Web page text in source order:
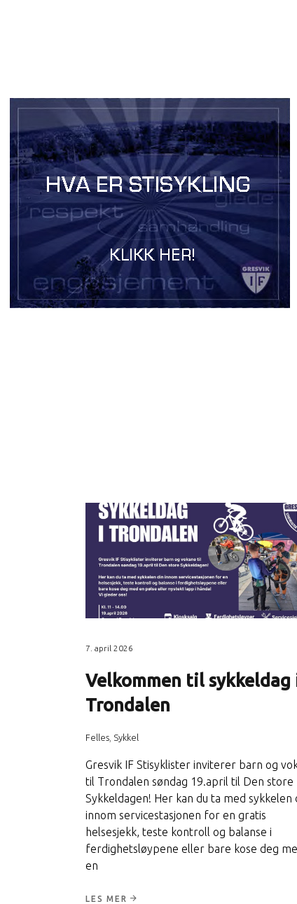
7. april 2026
Velkommen til sykkeldag
Trondalen
Felles Sykkel
Gresvik IF Stisyklister inviterer barn og
til Trondalen søndag 19.april til Den store
Sykkeldagen! Her kan du ta med sykkelen
innom servicestasjonen for en gratis
helsesjekk, teste kontroll og balanse i
ferdighetsløypene eller bare kose deg
en
LES MER